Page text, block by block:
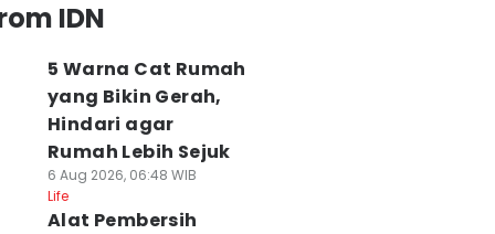
IDN
5 Warna Cat Rumah
yang Bikin Gerah,
Hindari agar
Rumah Lebih Sejuk
6 Aug 2026, 06:48 WIB
Life
Alat Pembersih